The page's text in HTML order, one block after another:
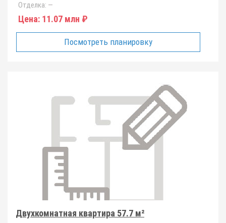
Отделка: —
Цена: 11.07 млн ₽
Посмотреть планировку
Двухкомнатная квартира 57.7 м²